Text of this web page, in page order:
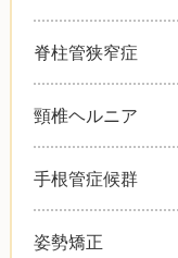
脊柱管狭窄症
頸椎ヘルニア
手根管症候群
姿勢矯正